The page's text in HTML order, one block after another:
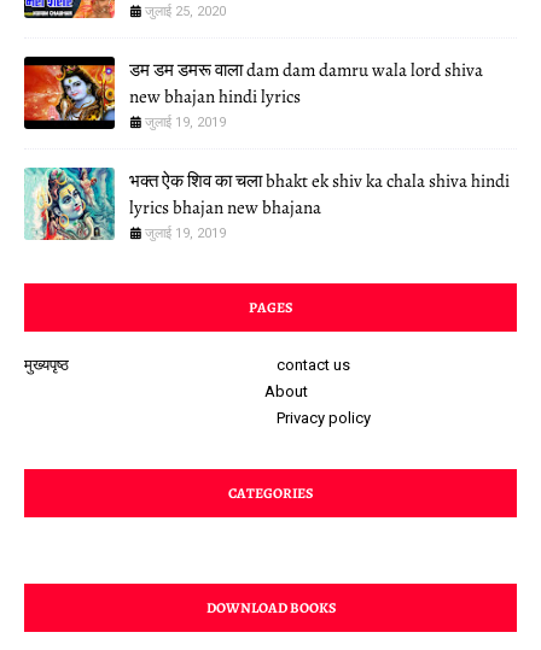
जुलाई 25, 2020
डम डम डमरू वाला dam dam damru wala lord shiva
new bhajan hindi lyrics
जुलाई 19, 2019
भक्त ऐक शिव का चला bhakt ek shiv ka chala shiva hindi
lyrics bhajan new bhajana
जुलाई 19, 2019
PAGES
मुख्यपृष्ठ
contact us
About
Privacy policy
CATEGORIES
DOWNLOAD BOOKS